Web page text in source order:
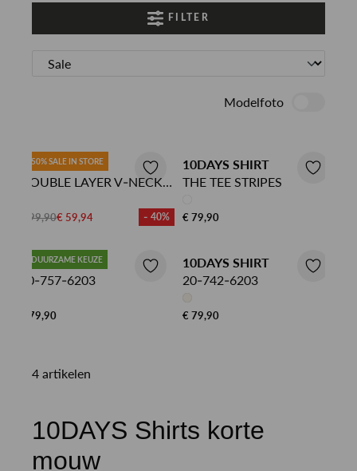
FILTER
Modelfoto
50% SALE IN STORE
10DAYS SHIRT
DOUBLE LAYER V-NECK
€ 99,90€ 59,94 - 40%
10DAYS SHIRT
THE TEE STRIPES
€ 79,90
DUURZAME KEUZE
10DAYS SHIRT
20-757-6203
€ 79,90
10DAYS SHIRT
20-742-6203
€ 79,90
4 artikelen
10DAYS Shirts korte
mouw